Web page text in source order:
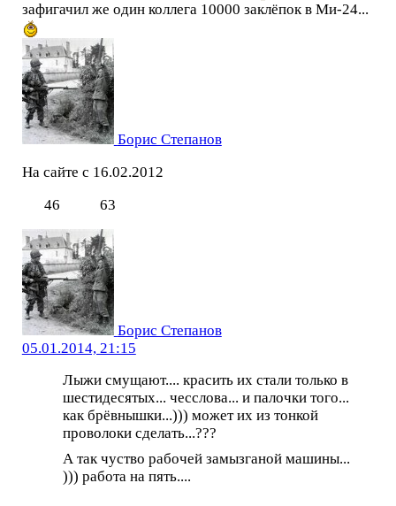
зафигачил же один коллега 10000 заклёпок в Ми-24...
Борис Степанов
На сайте с 16.02.2012
46
63
Борис Степанов
05.01.2014, 21:15
Лыжи смущают.... красить их стали только в
шестидесятых... чесслова... и палочки того...
как брёвнышки...))) может их из тонкой
проволоки сделать...???
А так чуство рабочей замызганой машины...
))) работа на пять....